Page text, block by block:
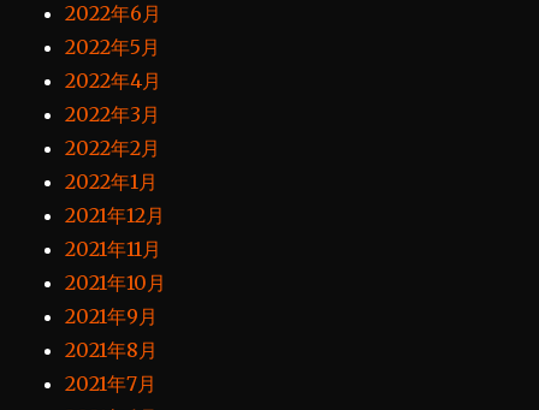
2022年6月
2022年5月
2022年4月
2022年3月
2022年2月
2022年1月
2021年12月
2021年11月
2021年10月
2021年9月
2021年8月
2021年7月